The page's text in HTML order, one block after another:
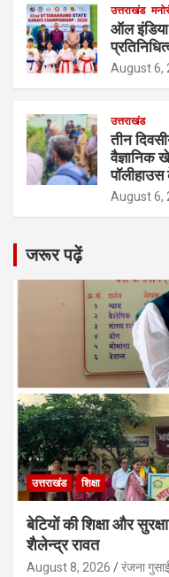
उत्तराखंड
ऑल
August 6,
उत्तराखंड
तीन
वैज्ञानिक
August 6,
जरूर पढ़ें
उत्तराखंड शिक्षा
बेटियों की शिक्षा और
शैलेन्द्र रावत
August 8, 2026 रंजना